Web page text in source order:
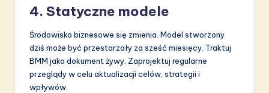
4. Statyczne modele
Środowisko biznesowe się zmienia. Model stworzony
dziś może być przestarzały za sześć miesięcy. Traktuj
BMM jako dokument żywy. Zaprojektuj regularne
przeglądy w celu aktualizacji celów, strategii i
wpływów.